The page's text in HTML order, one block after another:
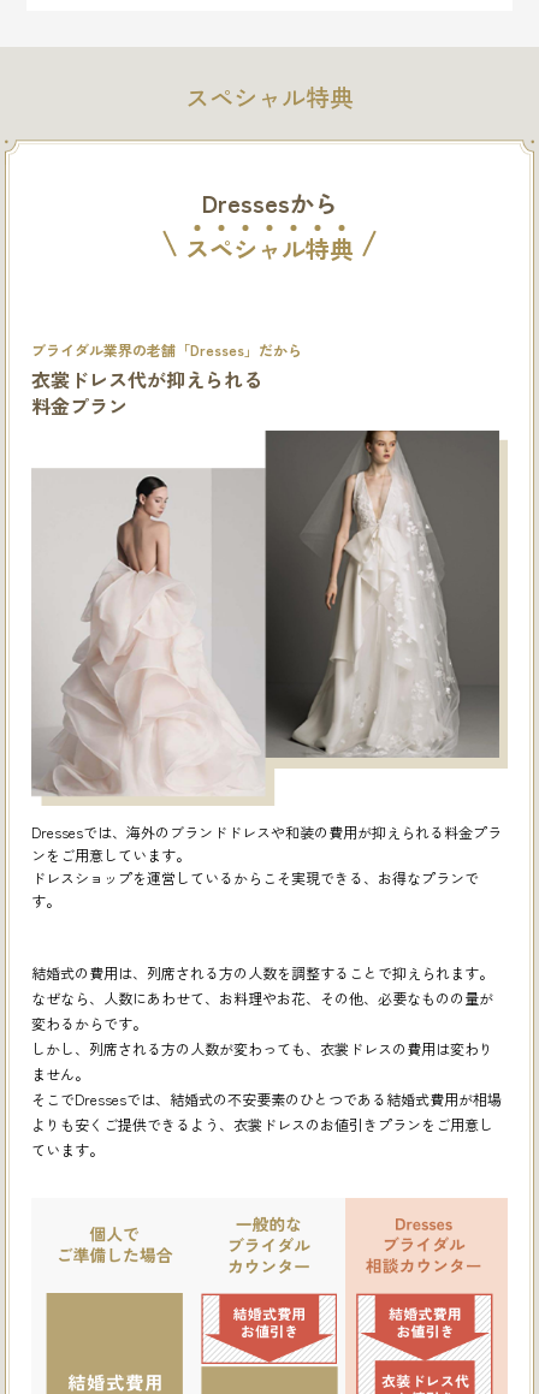
スペシャル特典
Dressesから
スペシャル特典
ブライダル業界の老舗「Dresses」だから
衣裳ドレス代が抑えられる
料金プラン
Dressesでは、海外のブランドドレスや和装の費用が抑えられる料金プラ
ンをご用意しています。
ドレスショップを運営しているからこそ実現できる、お得なプランで
す。
結婚式の費用は、列席される方の人数を調整することで抑えられます。
なぜなら、人数にあわせて、お料理やお花、その他、必要なものの量が
変わるからです。
しかし、列席される方の人数が変わっても、衣裳ドレスの費用は変わり
ません。
そこでDressesでは、結婚式の不安要素のひとつである結婚式費用が相場
よりも安くご提供できるよう、衣裳ドレスのお値引きプランをご用意し
ています。